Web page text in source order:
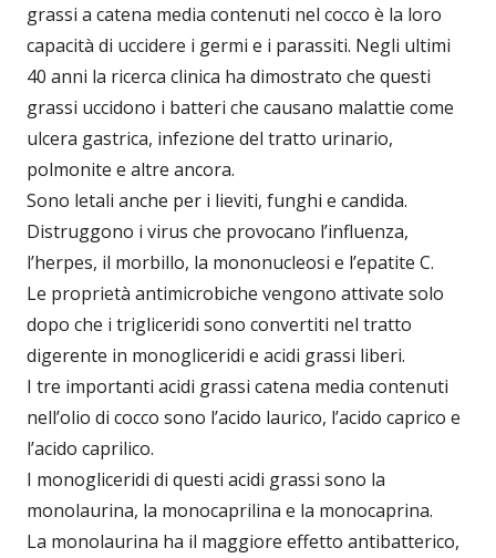
grassi a catena media contenuti nel cocco è la loro
capacità di uccidere i germi e i parassiti. Negli ultimi
40 anni la ricerca clinica ha dimostrato che questi
grassi uccidono i batteri che causano malattie come
ulcera gastrica, infezione del tratto urinario,
polmonite e altre ancora.
Sono letali anche per i lieviti, funghi e candida.
Distruggono i virus che provocano l’influenza,
l’herpes, il morbillo, la mononucleosi e l’epatite C.
Le proprietà antimicrobiche vengono attivate solo
dopo che i trigliceridi sono convertiti nel tratto
digerente in monogliceridi e acidi grassi liberi.
I tre importanti acidi grassi catena media contenuti
nell’olio di cocco sono l’acido laurico, l’acido caprico e
l’acido caprilico.
I monogliceridi di questi acidi grassi sono la
monolaurina, la monocaprilina e la monocaprina.
La monolaurina ha il maggiore effetto antibatterico,